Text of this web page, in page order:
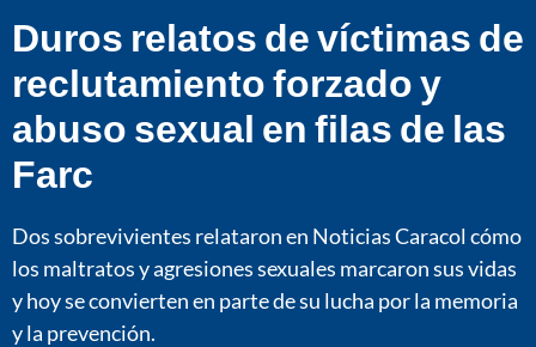
Duros relatos de víctimas de
reclutamiento forzado y
abuso sexual en filas de las
Farc
Dos sobrevivientes relataron en Noticias Caracol cómo
los maltratos y agresiones sexuales marcaron sus vidas
y hoy se convierten en parte de su lucha por la memoria
y la prevención.